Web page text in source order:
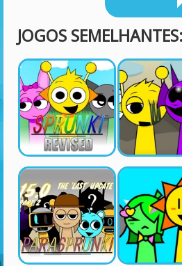
JOGOS SEMELHANTES: